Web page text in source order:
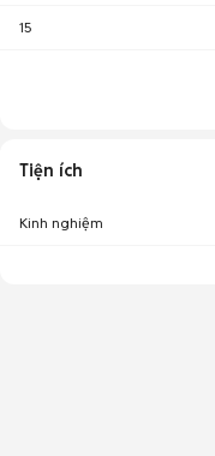
15
Tiện ích
Kinh nghiệm